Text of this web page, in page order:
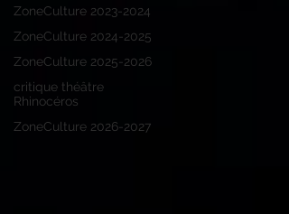
ZoneCulture 2023-2024
ZoneCulture 2024-2025
ZoneCulture 2025-2026
critique théâtre
Rhinocéros
ZoneCulture 2026-2027